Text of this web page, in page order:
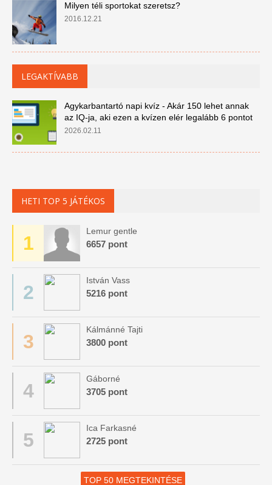
Milyen téli sportokat szeretsz?
2016.12.21
LEGAKTÍVABB
Agykarbantartó napi kvíz - Akár 150 lehet annak
az IQ-ja, aki ezen a kvízen elér legalább 6 pontot
2026.02.11
HETI TOP 5 JÁTÉKOS
1
Lemur gentle
6657 pont
2
István Vass
5216 pont
3
Kálmánné Tajti
3800 pont
4
Gáborné
3705 pont
5
Ica Farkasné
2725 pont
TOP 50 MEGTEKINTÉSE